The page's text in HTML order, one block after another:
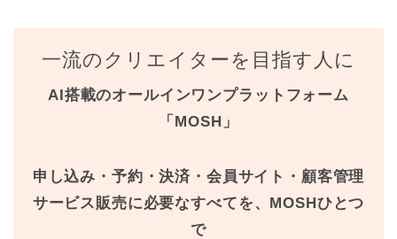
e
b
k
t
t
t
s
e
一流のクリエイターを目指す人に
AI搭載のオールインワンプラットフォーム
「MOSH」
申し込み・予約・決済・会員サイト・顧客管理
サービス販売に必要なすべてを、MOSHひとつ
で